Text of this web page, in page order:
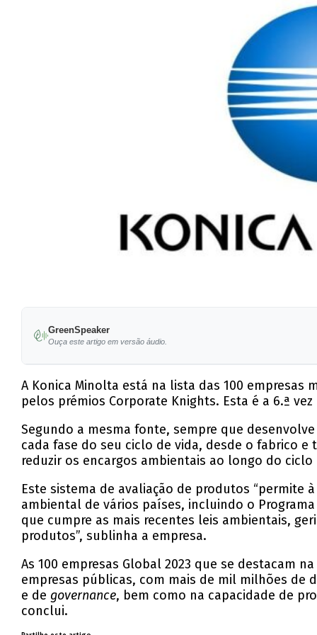
GreenSpeaker
Ouça este artigo em versão áudio.
A Konica Minolta está na lista das 100
pelos prémios Corporate Knights. Esta é a 6.ª
Segundo a mesma fonte, sempre que
cada fase do seu ciclo de vida, desde o fabrico
reduzir os encargos ambientais ao longo do
Este sistema de avaliação de produtos
ambiental de vários países, incluindo o Programa
que cumpre as mais recentes leis ambientais,
produtos”, sublinha a empresa.
As 100 empresas Global 2023 que se destacam
empresas públicas, com mais de mil milhões de
e de governance, bem como na capacidade de
conclui.